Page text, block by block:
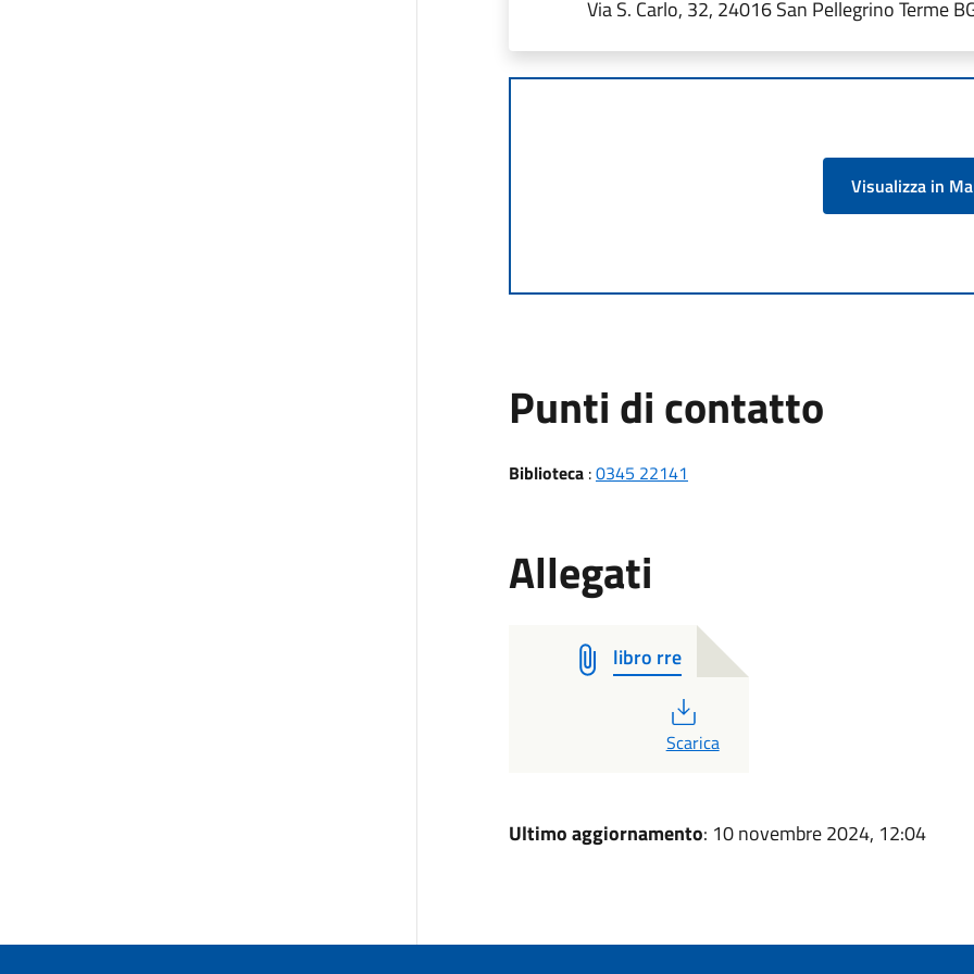
Via S. Carlo, 32, 24016 San Pellegrino Terme
Visualizza in
Punti di contatto
Biblioteca:0345 22141
Allegati
libro rre
PDF
Scarica
Ultimo aggiornamento: 10 novembre 2024, 12:04